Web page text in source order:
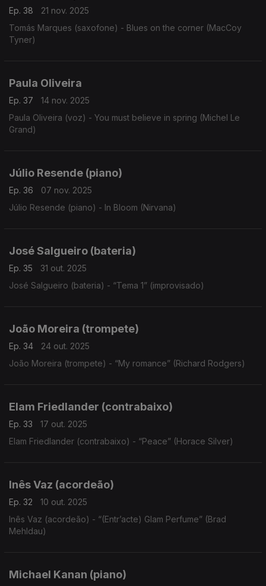
Ep. 38
21 nov. 2025
Tomás Marques (saxofone) - Blues on the corner (MacCoy
Tyner)
Paula Oliveira
Ep. 37
14 nov. 2025
Paula Oliveira (voz) - You must believe in spring (Michel Le
Grand)
Júlio Resende (piano)
Ep. 36
07 nov. 2025
Júlio Resende (piano) - In Bloom (Nirvana)
José Salgueiro (bateria)
Ep. 35
31 out. 2025
José Salgueiro (bateria) - “Tema 1” (improvisado)
João Moreira (trompete)
Ep. 34
24 out. 2025
João Moreira (trompete) - “My romance” (Richard Rodgers)
Elam Friedlander (contrabaixo)
Ep. 33
17 out. 2025
Elam Friedlander (contrabaixo) - “Peace” (Horace Silver)
Inês Vaz (acordeão)
Ep. 32
10 out. 2025
Inês Vaz (acordeão) - “(Entr’acte) Glam Perfume” (Brad
Mehldau)
Michael Kanan (piano)